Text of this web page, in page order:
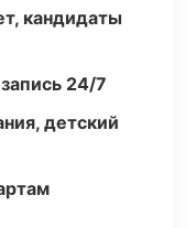
кандидаты
24/7
детский